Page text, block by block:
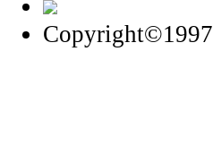
Copyright©1997